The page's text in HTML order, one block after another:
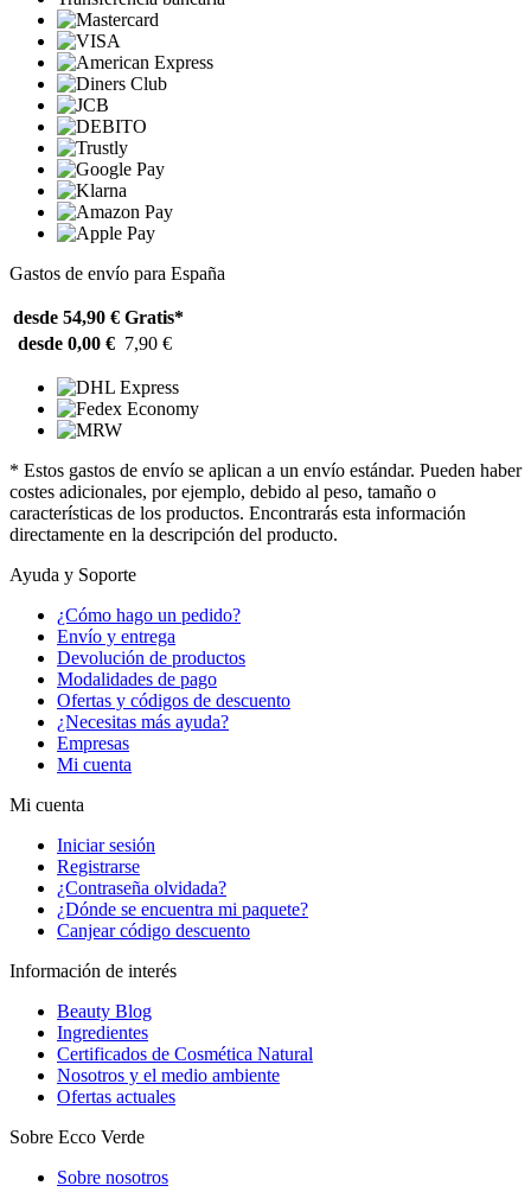
Gastos de envío para España
desde 54,90 € Gratis*
desde 0,00 € 7,90 €
* Estos gastos de envío se aplican a un envío estándar. Pueden haber
costes adicionales, por ejemplo, debido al peso, tamaño o
características de los productos. Encontrarás esta información
directamente en la descripción del producto.
Ayuda y Soporte
¿Cómo hago un pedido?
Envío y entrega
Devolución de productos
Modalidades de pago
Ofertas y códigos de descuento
¿Necesitas más ayuda?
Empresas
Mi cuenta
Mi cuenta
Iniciar sesión
Registrarse
¿Contraseña olvidada?
¿Dónde se encuentra mi paquete?
Canjear código descuento
Información de interés
Beauty Blog
Ingredientes
Certificados de Cosmética Natural
Nosotros y el medio ambiente
Ofertas actuales
Sobre Ecco Verde
Sobre nosotros